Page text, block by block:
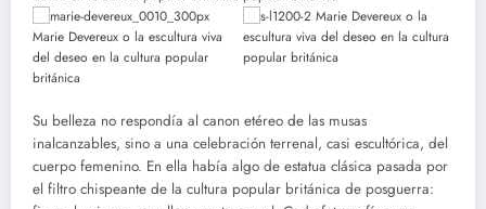
Su belleza no respondía al canon etéreo de las musas
inalcanzables, sino a una celebración terrenal, casi escultórica, del
cuerpo femenino. En ella había algo de estatua clásica pasada por
el filtro chispeante de la cultura popular británica de posguerra: